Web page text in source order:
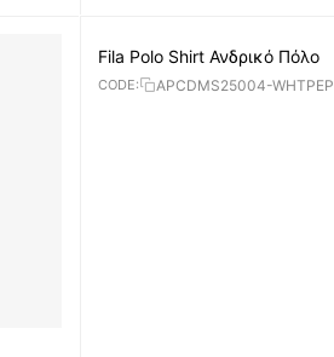
Fila Polo Shirt Ανδρικό Πόλο
CODE: APCDMS25004-WHTPEP